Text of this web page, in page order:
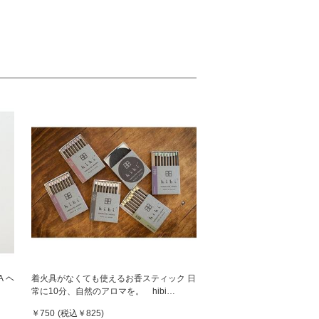
ヘ
着火具がなくても使えるお香スティック 日
常に10分、自然のアロマを。 hibi
￥750 (税込 ￥825)